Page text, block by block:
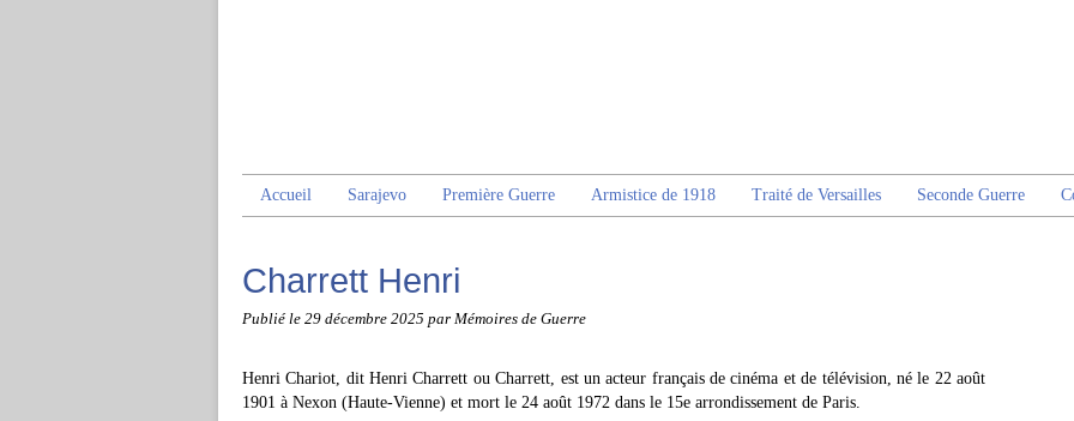
Accueil Sarajevo Première Guerre Armistice de 1918 Traité de Versailles Seconde Guerre
Charrett Henri
Publié le 29 décembre 2025 par Mémoires de Guerre
Henri Chariot, dit Henri Charrett ou Charrett, est un acteur français de cinéma et de télévision, né le 22 août
1901 à Nexon (Haute-Vienne) et mort le 24 août 1972 dans le 15e arrondissement de Paris.